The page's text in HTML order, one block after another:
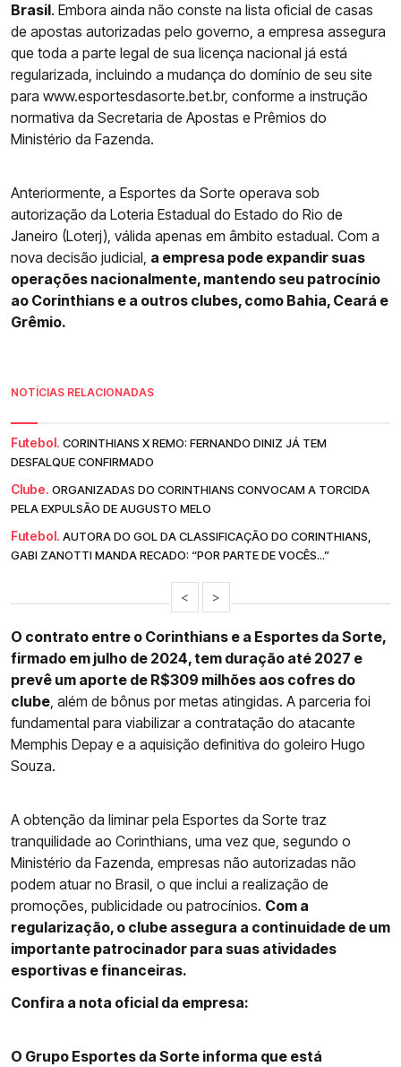
Brasil. Embora ainda não conste na lista oficial de casas
de apostas autorizadas pelo governo, a empresa assegura
que toda a parte legal de sua licença nacional já está
regularizada, incluindo a mudança do domínio de seu site
para www.esportesdasorte.bet.br, conforme a instrução
normativa da Secretaria de Apostas e Prêmios do
Ministério da Fazenda.
Anteriormente, a Esportes da Sorte operava sob
autorização da Loteria Estadual do Estado do Rio de
Janeiro (Loterj), válida apenas em âmbito estadual. Com a
nova decisão judicial, a empresa pode expandir suas
operações nacionalmente, mantendo seu patrocínio
ao Corinthians e a outros clubes, como Bahia, Ceará e
Grêmio.
NOTÍCIAS RELACIONADAS
Futebol. CORINTHIANS X REMO: FERNANDO DINIZ JÁ TEM
DESFALQUE CONFIRMADO
Clube. ORGANIZADAS DO CORINTHIANS CONVOCAM A TORCIDA
PELA EXPULSÃO DE AUGUSTO MELO
Futebol. AUTORA DO GOL DA CLASSIFICAÇÃO DO CORINTHIANS,
GABI ZANOTTI MANDA RECADO: “POR PARTE DE VOCÊS...”
< >
O contrato entre o Corinthians e a Esportes da Sorte,
firmado em julho de 2024, tem duração até 2027 e
prevê um aporte de R$309 milhões aos cofres do
clube, além de bônus por metas atingidas. A parceria foi
fundamental para viabilizar a contratação do atacante
Memphis Depay e a aquisição definitiva do goleiro Hugo
Souza.
A obtenção da liminar pela Esportes da Sorte traz
tranquilidade ao Corinthians, uma vez que, segundo o
Ministério da Fazenda, empresas não autorizadas não
podem atuar no Brasil, o que inclui a realização de
promoções, publicidade ou patrocínios. Com a
regularização, o clube assegura a continuidade de um
importante patrocinador para suas atividades
esportivas e financeiras.
Confira a nota oficial da empresa:
O Grupo Esportes da Sorte informa que está